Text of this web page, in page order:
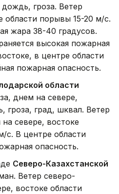
гроза. Ветер
области порывы 15-20 м/с.
жара 38-40 градусов.
высокая пожарная
в центре области
пожарная опасность.
области
днем на севере,
гроза, град, шквал. Ветер
севере, востоке
с. В центре области
опасность.
Северо-Казахстанской
Ветер северо-
востоке области